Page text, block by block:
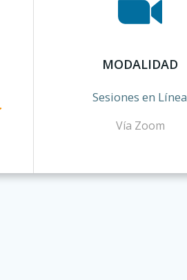
MODALIDAD
Sesiones en Línea
Vía Zoom